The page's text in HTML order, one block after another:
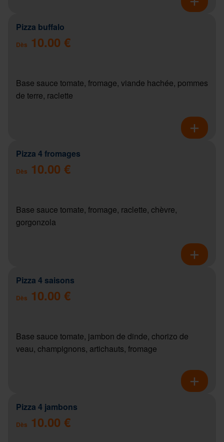
Pizza buffalo
Dès 10.00 €
Base sauce tomate, fromage, viande hachée, pommes
de terre, raclette
Pizza 4 fromages
Dès 10.00 €
Base sauce tomate, fromage, raclette, chèvre,
gorgonzola
Pizza 4 saisons
Dès 10.00 €
Base sauce tomate, jambon de dinde, chorizo de
veau, champignons, artichauts, fromage
Pizza 4 jambons
Dès 10.00 €